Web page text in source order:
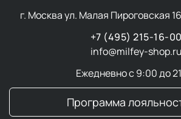
г. Москва ул. Малая Пироговская
+7 (495) 215-16-00
info@milfey-shop.ru
Ежедневно с 9:00 до
Программа